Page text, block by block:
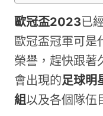
歐冠盃2023已
歐冠盃冠軍可是
榮譽，趕快跟著
會出現的足球明
組以及各個隊伍